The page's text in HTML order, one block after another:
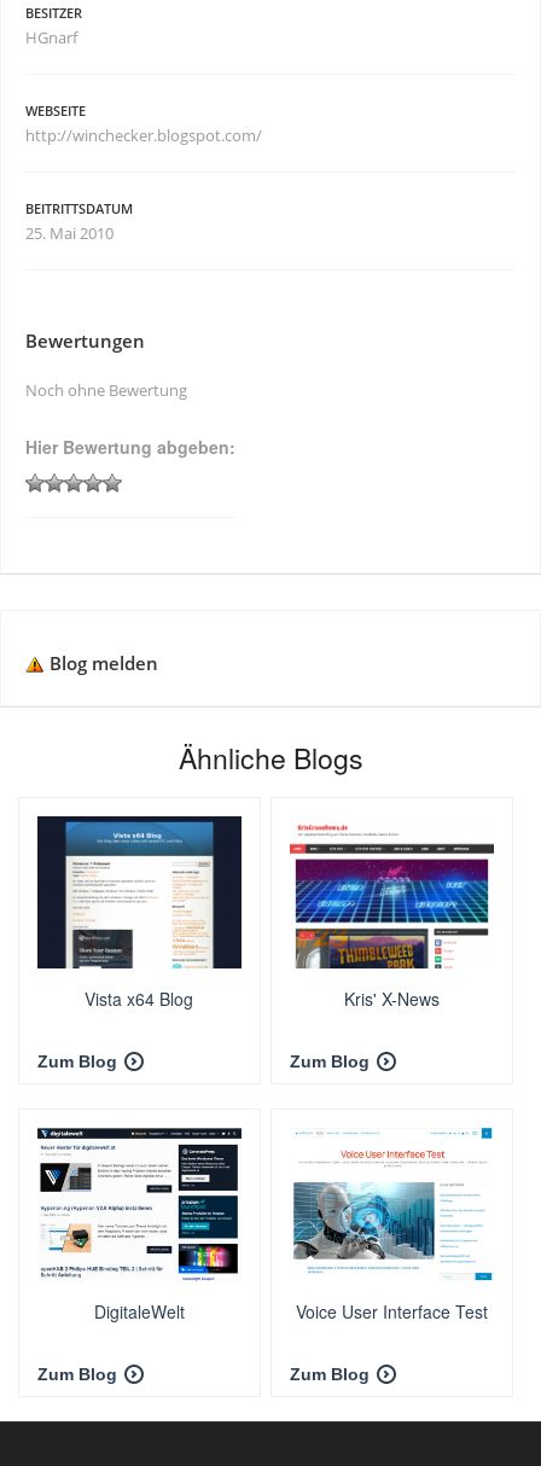
BESITZER
HGnarf
WEBSEITE
http://winchecker.blogspot.com/
BEITRITTSDATUM
25. Mai 2010
Bewertungen
Noch ohne Bewertung
Hier Bewertung abgeben:
Blog melden
Ähnliche Blogs
Vista x64 Blog
Zum Blog
Kris' X-News
Zum Blog
DigitaleWelt
Zum Blog
Voice User Interface Test
Zum Blog